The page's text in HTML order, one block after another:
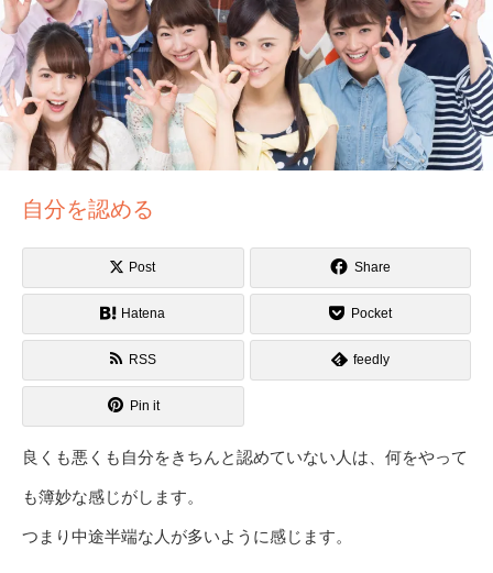
自分を認める
Post Share
Hatena Pocket
RSS feedly
Pin it
良くも悪くも自分をきちんと認めていない人は、何をやって
も簿妙な感じがします。
つまり中途半端な人が多いように感じます。